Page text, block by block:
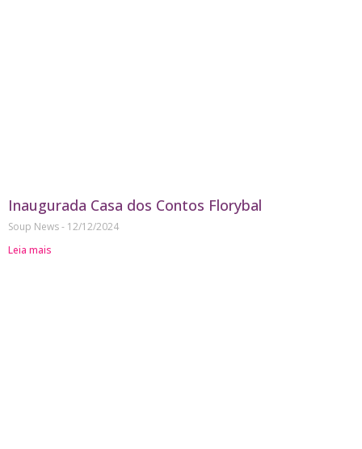
Inaugurada Casa dos Contos Florybal
Soup News
12/12/2024
Leia mais